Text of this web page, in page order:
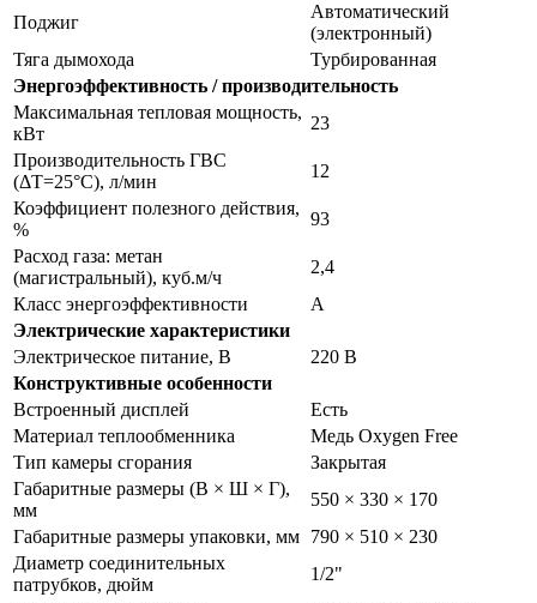
Поджиг
Автоматический
(электронный)
Тяга дымохода
Турбированная
Энергоэффективность / производительность
Максимальная тепловая мощность,
кВт
23
Производительность ГВС
(ΔT=25°C), л/мин
12
Коэффициент полезного действия,
%
93
Расход газа: метан
(магистральный), куб.м/ч
2,4
Класс энергоэффективности
А
Электрические характеристики
Электрическое питание, В
220 В
Конструктивные особенности
Встроенный дисплей
Есть
Материал теплообменника
Медь Oxygen Free
Тип камеры сгорания
Закрытая
Габаритные размеры (В × Ш × Г),
мм
550 × 330 × 170
Габаритные размеры упаковки, мм 790 × 510 × 230
Диаметр соединительных
патрубков, дюйм
1/2"